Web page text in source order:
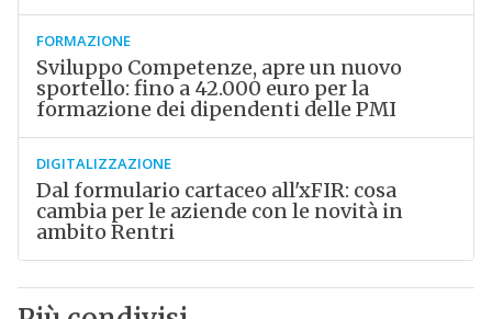
FORMAZIONE
Sviluppo Competenze, apre un nuovo
sportello: fino a 42.000 euro per la
formazione dei dipendenti delle PMI
DIGITALIZZAZIONE
Dal formulario cartaceo all'xFIR: cosa
cambia per le aziende con le novità in
ambito Rentri